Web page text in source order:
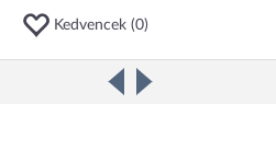
Kedvencek (0)